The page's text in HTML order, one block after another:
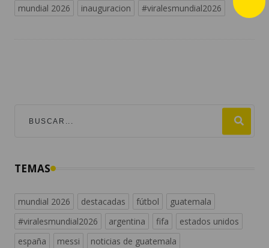
mundial 2026
inauguracion #viralesmundial2026
TEMAS
mundial 2026 destacadas fútbol
guatemala
#viralesmundial2026
argentina fifa
estados unidos
españa
messi noticias de guatemala